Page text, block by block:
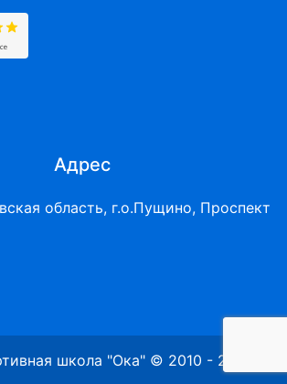
Адрес
область, г.о.Пущино, Проспект
школа "Ока" © 2010 - 2026 г.